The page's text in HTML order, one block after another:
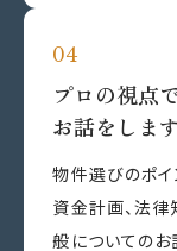
プロの視点
お話をします
物件選びのポイ
資金計画、法
般についてのお